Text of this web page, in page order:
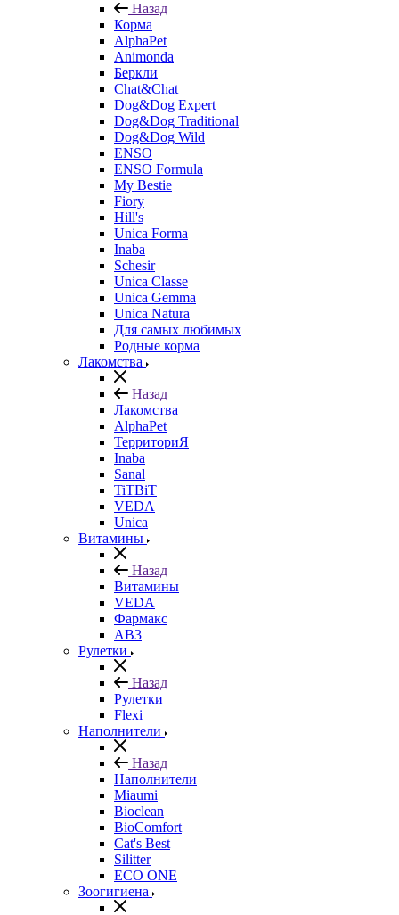
Назад
Корма
AlphaPet
Animonda
Беркли
Chat&Chat
Dog&Dog Expert
Dog&Dog Traditional
Dog&Dog Wild
ENSO
ENSO Formula
My Bestie
Fiory
Hill's
Unica Forma
Inaba
Schesir
Unica Classe
Unica Gemma
Unica Natura
Для самых любимых
Родные корма
Лакомства
Назад
Лакомства
AlphaPet
ТерриториЯ
Inaba
Sanal
TiTBiT
VEDA
Unica
Витамины
Назад
Витамины
VEDA
Фармакс
АВ3
Рулетки
Назад
Рулетки
Flexi
Наполнители
Назад
Наполнители
Miaumi
Bioclean
BioComfort
Cat's Best
Silitter
ECO ONE
Зоогигиена